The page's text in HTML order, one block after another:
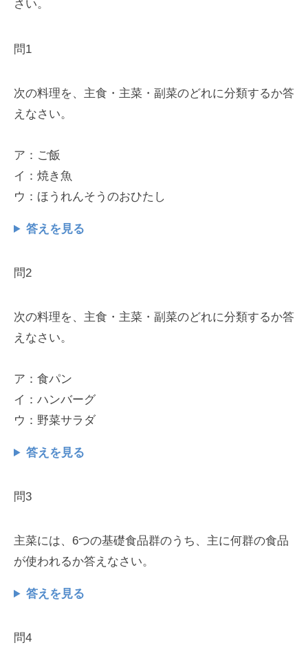
さい。
問1
次の料理を、主食・主菜・副菜のどれに分類するか答
えなさい。
ア：ご飯
イ：焼き魚
ウ：ほうれんそうのおひたし
答えを見る
問2
次の料理を、主食・主菜・副菜のどれに分類するか答
えなさい。
ア：食パン
イ：ハンバーグ
ウ：野菜サラダ
答えを見る
問3
主菜には、6つの基礎食品群のうち、主に何群の食品
が使われるか答えなさい。
答えを見る
問4